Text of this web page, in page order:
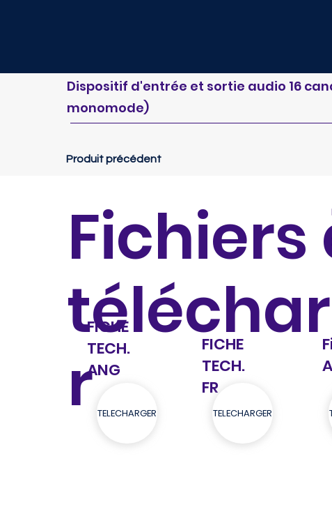
Dispositif d'entrée et sortie audio 16
monomode)
Produit précédent
Fichiers
r
FICHE
TECH.
ANG
TELECHARGER
FICHE
TECH.
FR
TELECHARGER